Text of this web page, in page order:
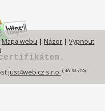
certifikátem.
Mapa webu | Názor |Vypnout
just4web.cz s.r.o. (J4W-RS v7.0)